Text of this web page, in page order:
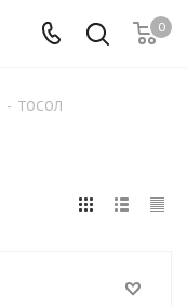
0
- ТОСОЛ